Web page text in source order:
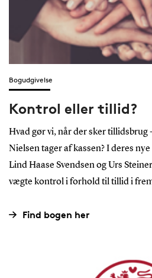
Bogudgivelse
Kontrol eller tillid?
Hvad gør vi, når der sker tillidsbrug
Nielsen tager af kassen? I deres
Lind Haase Svendsen og Urs
vægte kontrol i forhold til tillid i
Find bogen her